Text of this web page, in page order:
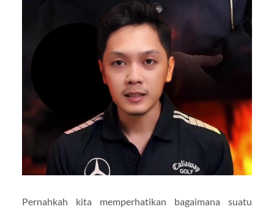
Pernahkah kita memperhatikan bagaimana suatu